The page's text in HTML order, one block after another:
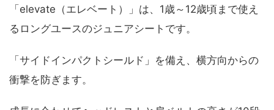
「elevate（エレベート）」は、1歳～12歳頃まで使え
るロングユースのジュニアシートです。
「サイドインパクトシールド」を備え、横方向からの
衝撃を防ぎます。